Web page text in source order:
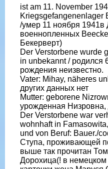
ist am 11. November
Kriegsgefangenenlager
/умер 11 ноября 1941в
военнопленных
Бекерверт)
Der Verstorbene wurde
in unbekannt / родился
рождения неизвестно.
Vater: Mihay, näheres
других данных нет
Mutter: geborene
урожденная Низровна,
Der Verstorbene war
wohnhaft in
und von Beruf: Bauer./
Ступа, проживающей
выше так прочитан
Дорохица(! в немецком